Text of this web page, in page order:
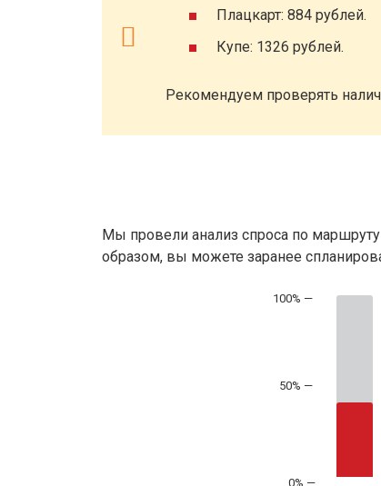
Плацкарт: 884 рублей.
Купе: 1326 рублей.
Рекомендуем проверять
Мы провели анализ спроса по
образом, вы можете заранее
50% —